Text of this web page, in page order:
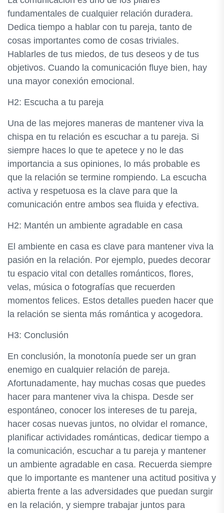
fundamentales de cualquier relación duradera.
Dedica tiempo a hablar con tu pareja, tanto de
cosas importantes como de cosas triviales.
Hablarles de tus miedos, de tus deseos y de tus
objetivos. Cuando la comunicación fluye bien, hay
una mayor conexión emocional.
H2: Escucha a tu pareja
Una de las mejores maneras de mantener viva la
chispa en tu relación es escuchar a tu pareja. Si
siempre haces lo que te apetece y no le das
importancia a sus opiniones, lo más probable es
que la relación se termine rompiendo. La escucha
activa y respetuosa es la clave para que la
comunicación entre ambos sea fluida y efectiva.
H2: Mantén un ambiente agradable en casa
El ambiente en casa es clave para mantener viva la
pasión en la relación. Por ejemplo, puedes decorar
tu espacio vital con detalles románticos, flores,
velas, música o fotografías que recuerden
momentos felices. Estos detalles pueden hacer que
la relación se sienta más romántica y acogedora.
H3: Conclusión
En conclusión, la monotonía puede ser un gran
enemigo en cualquier relación de pareja.
Afortunadamente, hay muchas cosas que puedes
hacer para mantener viva la chispa. Desde ser
espontáneo, conocer los intereses de tu pareja,
hacer cosas nuevas juntos, no olvidar el romance,
planificar actividades románticas, dedicar tiempo a
la comunicación, escuchar a tu pareja y mantener
un ambiente agradable en casa. Recuerda siempre
que lo importante es mantener una actitud positiva y
abierta frente a las adversidades que puedan surgir
en la relación, y siempre trabajar juntos para